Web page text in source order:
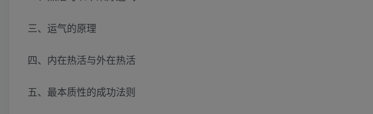
三、运气的原理
四、内在热活与外在热活
五、最本质性的成功法则